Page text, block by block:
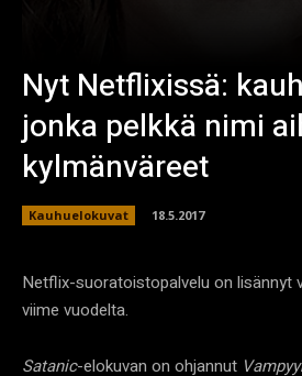
Nyt Netflixissä:
jonka pelkkä nimi
kylmänväreet
Kauhuelokuvat 18.5.2017
Netflix-suoratoistopalvelu on lisännyt
viime vuodelta.
Satanic-elokuvan on ohjannut